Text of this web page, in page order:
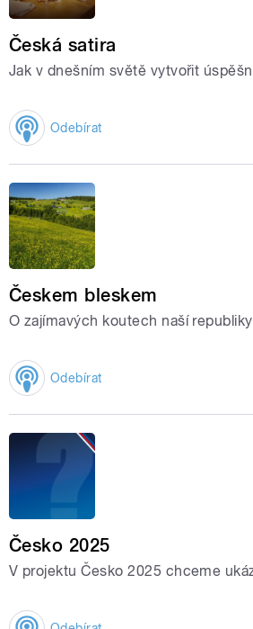
Česká satira
Odebírat
Českem bleskem
O zajímavých koutech naší republiky
Odebírat
Česko 2025